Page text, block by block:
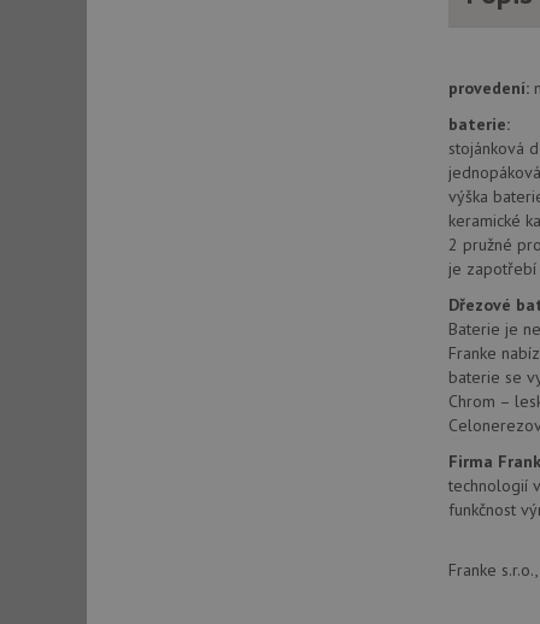
provedení:
baterie:
stojánková
výška
keramické
2 pružné
je
Dřezové
Baterie je
Franke
baterie se
Chrom –
Firma
technologií
funkčnost
Franke
CookieScriptConsent
AUTORIZACE
Název
_ga_9T91YFLEPX
Název
__Secure-YNID